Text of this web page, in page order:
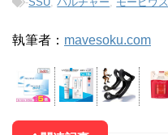
-SSU ,バルチャー モービウス
執筆者： mavesoku.com